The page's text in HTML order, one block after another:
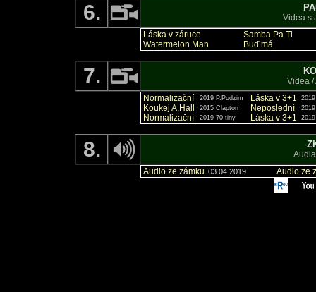
6.
Videa s
Láska v záruce
Samba Pa Ti
Watermelon Man
Buď má
7.
Videa /
Normalizační
2019 P.Podzim Láska v 3+1
Koukej A.Hall 2015 Clapton Neposlední
Normalizační 2019 70-tiny Láska v 3+1
8.
Audio ze zámku 03.04.2019 Audio ze